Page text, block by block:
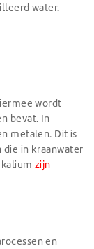
water.
wordt
bevat. In
metalen. Dit is
in kraanwater
zijn
en